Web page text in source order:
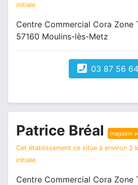
initiale
Centre Commercial Cora Zone
57160 Moulins-lès-Metz
03 87 56
Patrice Bréal magasin
Cet établissement ce situe à environ 2
initiale
Centre Commercial Cora Zone